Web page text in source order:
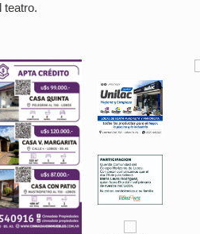
teatro.